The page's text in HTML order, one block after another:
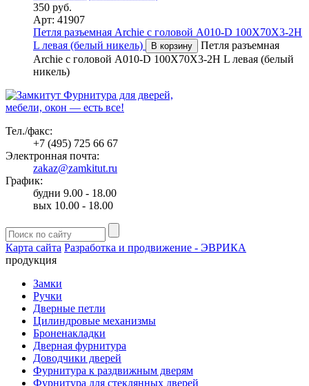
350 руб.
Арт: 41907
Петля разъемная Archie с головой A010-D 100X70X3-2H
L левая (белый никель)
В корзину
Петля разъемная
Archie с головой A010-D 100X70X3-2H L левая (белый
никель)
Фурнитура для дверей,
мебели, окон — есть все!
Тел./факс:
+7 (495) 725 66 67
Электронная почта:
zakaz@zamkitut.ru
График:
будни 9.00 - 18.00
вых 10.00 - 18.00
Карта сайта Разработка и продвижение - ЭВРИКА
продукция
Замки
Ручки
Дверные петли
Цилиндровые механизмы
Броненакладки
Дверная фурнитура
Доводчики дверей
Фурнитура к раздвижным дверям
Фурнитура для стеклянных дверей